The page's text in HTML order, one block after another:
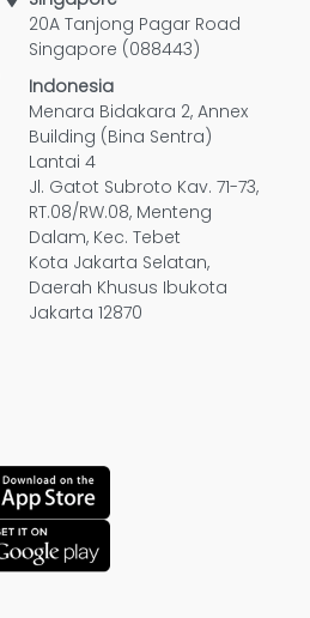
20A Tanjong Pagar Road
Singapore (088443)
Indonesia
Menara Bidakara 2, Annex
Building (Bina Sentra)
Lantai 4
Jl. Gatot Subroto Kav. 71-73,
RT.08/RW.08, Menteng
Dalam, Kec. Tebet
Kota Jakarta Selatan,
Daerah Khusus Ibukota
Jakarta 12870